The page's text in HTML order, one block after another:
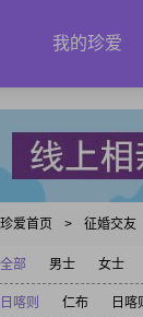
我的珍爱
珍爱首页 > 征婚交友
全部 男士 女士
日喀则 仁布 日喀